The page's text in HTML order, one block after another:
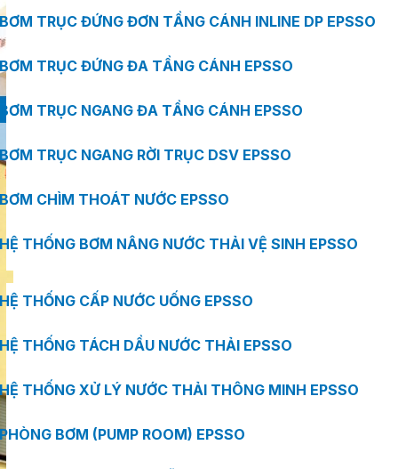
BƠM TRỤC ĐỨNG ĐƠN TẦNG CÁNH INLINE DP EPSSO
BƠM TRỤC ĐỨNG ĐA TẦNG CÁNH EPSSO
BƠM TRỤC NGANG ĐA TẦNG CÁNH EPSSO
BƠM TRỤC NGANG RỜI TRỤC DSV EPSSO
BƠM CHÌM THOÁT NƯỚC EPSSO
HỆ THỐNG BƠM NÂNG NƯỚC THẢI VỆ SINH EPSSO
HỆ THỐNG CẤP NƯỚC UỐNG EPSSO
HỆ THỐNG TÁCH DẦU NƯỚC THẢI EPSSO
HỆ THỐNG XỬ LÝ NƯỚC THẢI THÔNG MINH EPSSO
PHÒNG BƠM (PUMP ROOM) EPSSO